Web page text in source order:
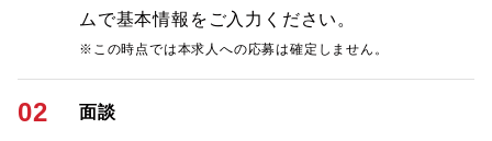
ムで基本情報をご入力ください。
※この時点では本求人への応募は確定しません。
02 面談